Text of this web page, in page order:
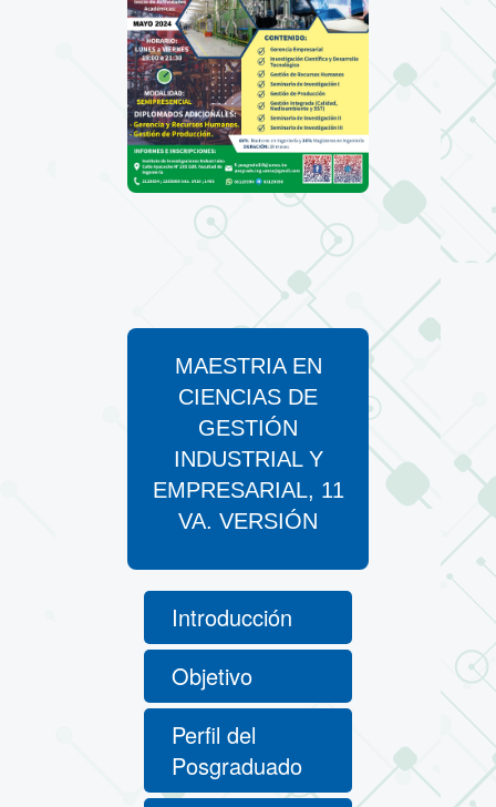
MAESTRIA EN
CIENCIAS DE
GESTIÓN
INDUSTRIAL Y
EMPRESARIAL, 11
VA. VERSIÓN
Introducción
Objetivo
Perfil del
Posgraduado